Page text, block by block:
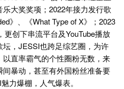
大奖奖项；2022年接力发行歌
》、《What Type of X》；2023
创下串流平台及YouTube播放
，JESSI也跨足综艺圈，为许
直率霸气的个性圈粉无数，来
暴动，甚至有外国粉丝准备要
力爆棚，人气爆表。